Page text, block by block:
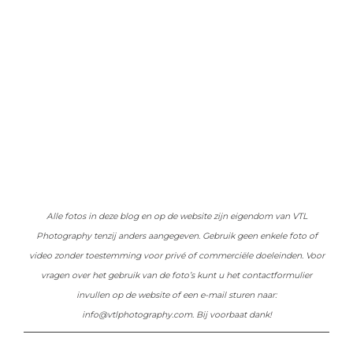
Alle fotos in deze blog en op de website zijn eigendom van VTL
Photography tenzij anders aangegeven. Gebruik geen enkele foto of
video zonder toestemming voor privé of commerciële doeleinden. Voor
vragen over het gebruik van de foto’s kunt u het contactformulier
invullen op de website of een e-mail sturen naar:
info@vtlphotography.com. Bij voorbaat dank!